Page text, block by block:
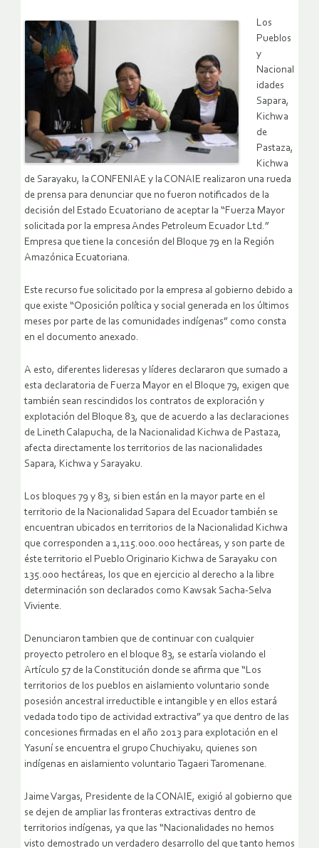
Los
Pueblos
y
Nacional
idades
Sapara,
Kichwa
de
Pastaza,
Kichwa
de Sarayaku, la CONFENIAE y la CONAIE realizaron una rueda
de prensa para denunciar que no fueron notificados de la
decisión del Estado Ecuatoriano de aceptar la “Fuerza Mayor
solicitada por la empresa Andes Petroleum Ecuador Ltd.”
Empresa que tiene la concesión del Bloque 79 en la Región
Amazónica Ecuatoriana.
Este recurso fue solicitado por la empresa al gobierno debido a
que existe “Oposición política y social generada en los últimos
meses por parte de las comunidades indígenas” como consta
en el documento anexado.
A esto, diferentes lideresas y líderes declararon que sumado a
esta declaratoria de Fuerza Mayor en el Bloque 79, exigen que
también sean rescindidos los contratos de exploración y
explotación del Bloque 83, que de acuerdo a las declaraciones
de Lineth Calapucha, de la Nacionalidad Kichwa de Pastaza,
afecta directamente los territorios de las nacionalidades
Sapara, Kichwa y Sarayaku.
Los bloques 79 y 83, si bien están en la mayor parte en el
territorio de la Nacionalidad Sapara del Ecuador también se
encuentran ubicados en territorios de la Nacionalidad Kichwa
que corresponden a 1,115.000.000 hectáreas, y son parte de
éste territorio el Pueblo Originario Kichwa de Sarayaku con
135.000 hectáreas, los que en ejercicio al derecho a la libre
determinación son declarados como Kawsak Sacha-Selva
Viviente.
Denunciaron tambien que de continuar con cualquier
proyecto petrolero en el bloque 83, se estaría violando el
Artículo 57 de la Constitución donde se afirma que “Los
territorios de los pueblos en aislamiento voluntario sonde
posesión ancestral irreductible e intangible y en ellos estará
vedada todo tipo de actividad extractiva” ya que dentro de las
concesiones firmadas en el año 2013 para explotación en el
Yasuní se encuentra el grupo Chuchiyaku, quienes son
indígenas en aislamiento voluntario Tagaeri Taromenane.
Jaime Vargas, Presidente de la CONAIE, exigió al gobierno que
se dejen de ampliar las fronteras extractivas dentro de
territorios indígenas, ya que las “Nacionalidades no hemos
visto demostrado un verdadero desarrollo del que tanto hemos